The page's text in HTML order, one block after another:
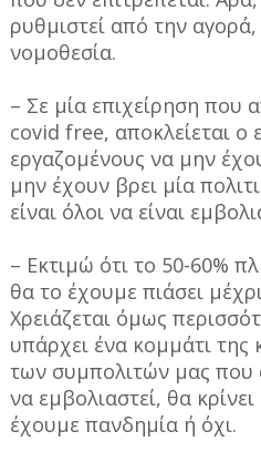
ρυθμιστεί από την
νομοθεσία.
– Σε μία επιχείρηση που
covid free, αποκλείεται ο
εργαζομένους να μην
μην έχουν βρει μία
είναι όλοι να είναι
– Εκτιμώ ότι το 50-60%
θα το έχουμε πιάσει
Χρειάζεται όμως
υπάρχει ένα κομμάτι της
των συμπολιτών μας
να εμβολιαστεί, θα
έχουμε πανδημία ή όχι.